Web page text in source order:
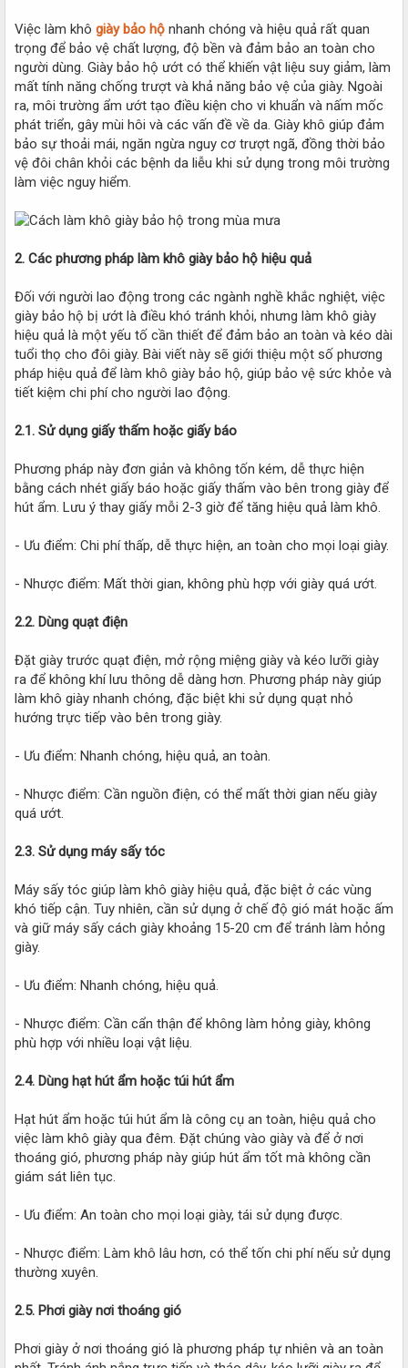
Việc làm khô giày bảo hộ nhanh chóng và hiệu quả rất quan
trọng để bảo vệ chất lượng, độ bền và đảm bảo an toàn cho
người dùng. Giày bảo hộ ướt có thể khiến vật liệu suy giảm, làm
mất tính năng chống trượt và khả năng bảo vệ của giày. Ngoài
ra, môi trường ẩm ướt tạo điều kiện cho vi khuẩn và nấm mốc
phát triển, gây mùi hôi và các vấn đề về da. Giày khô giúp đảm
bảo sự thoải mái, ngăn ngừa nguy cơ trượt ngã, đồng thời bảo
vệ đôi chân khỏi các bệnh da liễu khi sử dụng trong môi trường
làm việc nguy hiểm.
2. Các phương pháp làm khô giày bảo hộ hiệu quả
Đối với người lao động trong các ngành nghề khắc nghiệt, việc
giày bảo hộ bị ướt là điều khó tránh khỏi, nhưng làm khô giày
hiệu quả là một yếu tố cần thiết để đảm bảo an toàn và kéo dài
tuổi thọ cho đôi giày. Bài viết này sẽ giới thiệu một số phương
pháp hiệu quả để làm khô giày bảo hộ, giúp bảo vệ sức khỏe và
tiết kiệm chi phí cho người lao động.
2.1. Sử dụng giấy thấm hoặc giấy báo
Phương pháp này đơn giản và không tốn kém, dễ thực hiện
bằng cách nhét giấy báo hoặc giấy thấm vào bên trong giày để
hút ẩm. Lưu ý thay giấy mỗi 2-3 giờ để tăng hiệu quả làm khô.
- Ưu điểm: Chi phí thấp, dễ thực hiện, an toàn cho mọi loại giày.
- Nhược điểm: Mất thời gian, không phù hợp với giày quá ướt.
2.2. Dùng quạt điện
Đặt giày trước quạt điện, mở rộng miệng giày và kéo lưỡi giày
ra để không khí lưu thông dễ dàng hơn. Phương pháp này giúp
làm khô giày nhanh chóng, đặc biệt khi sử dụng quạt nhỏ
hướng trực tiếp vào bên trong giày.
- Ưu điểm: Nhanh chóng, hiệu quả, an toàn.
- Nhược điểm: Cần nguồn điện, có thể mất thời gian nếu giày
quá ướt.
2.3. Sử dụng máy sấy tóc
Máy sấy tóc giúp làm khô giày hiệu quả, đặc biệt ở các vùng
khó tiếp cận. Tuy nhiên, cần sử dụng ở chế độ gió mát hoặc ấm
và giữ máy sấy cách giày khoảng 15-20 cm để tránh làm hỏng
giày.
- Ưu điểm: Nhanh chóng, hiệu quả.
- Nhược điểm: Cần cẩn thận để không làm hỏng giày, không
phù hợp với nhiều loại vật liệu.
2.4. Dùng hạt hút ẩm hoặc túi hút ẩm
Hạt hút ẩm hoặc túi hút ẩm là công cụ an toàn, hiệu quả cho
việc làm khô giày qua đêm. Đặt chúng vào giày và để ở nơi
thoáng gió, phương pháp này giúp hút ẩm tốt mà không cần
giám sát liên tục.
- Ưu điểm: An toàn cho mọi loại giày, tái sử dụng được.
- Nhược điểm: Làm khô lâu hơn, có thể tốn chi phí nếu sử dụng
thường xuyên.
2.5. Phơi giày nơi thoáng gió
Phơi giày ở nơi thoáng gió là phương pháp tự nhiên và an toàn